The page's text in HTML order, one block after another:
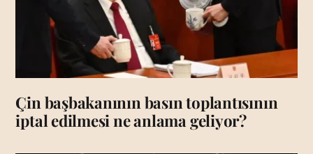
Çin başbakanının basın toplantısının
iptal edilmesi ne anlama geliyor?